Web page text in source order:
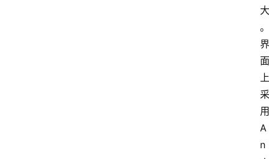
大
。
界
面
上
采
用
A
n